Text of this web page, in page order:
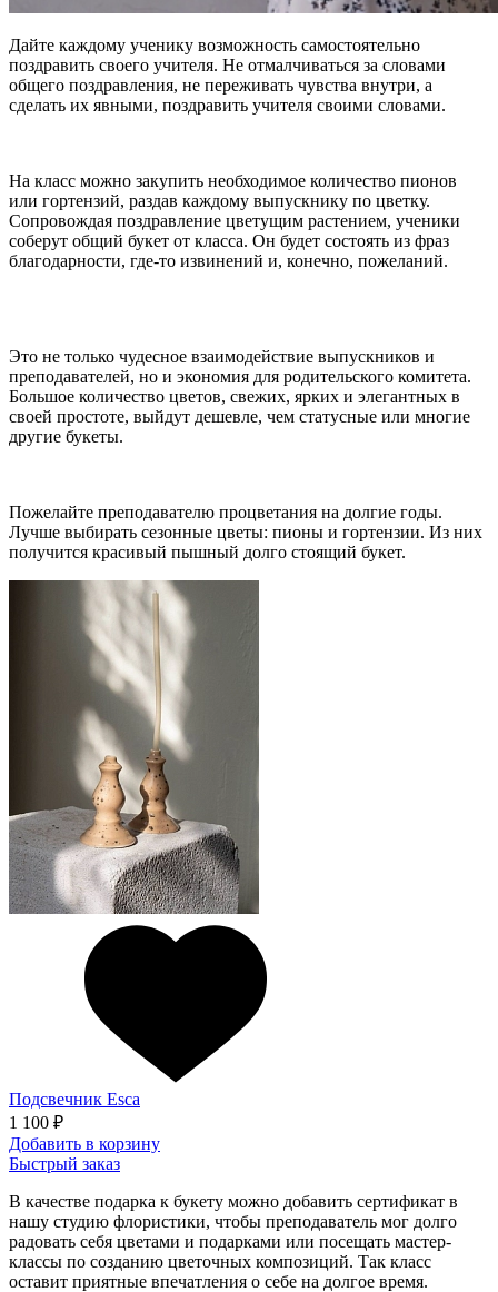
Дайте каждому ученику возможность самостоятельно
поздравить своего учителя. Не отмалчиваться за словами
общего поздравления, не переживать чувства внутри, а
сделать их явными, поздравить учителя своими словами.
На класс можно закупить необходимое количество пионов
или гортензий, раздав каждому выпускнику по цветку.
Сопровождая поздравление цветущим растением, ученики
соберут общий букет от класса. Он будет состоять из фраз
благодарности, где-то извинений и, конечно, пожеланий.
Это не только чудесное взаимодействие выпускников и
преподавателей, но и экономия для родительского комитета.
Большое количество цветов, свежих, ярких и элегантных в
своей простоте, выйдут дешевле, чем статусные или многие
другие букеты.
Пожелайте преподавателю процветания на долгие годы.
Лучше выбирать сезонные цветы: пионы и гортензии. Из них
получится красивый пышный долго стоящий букет.
Подсвечник Esca
1 100 ₽
Добавить в корзину
Быстрый заказ
В качестве подарка к букету можно добавить сертификат в
нашу студию флористики, чтобы преподаватель мог долго
радовать себя цветами и подарками или посещать мастер-
классы по созданию цветочных композиций. Так класс
оставит приятные впечатления о себе на долгое время.